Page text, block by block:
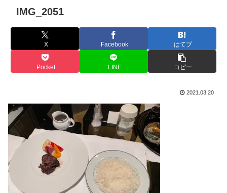
IMG_2051
X Facebook はてブ
Pocket LINE コピー
2021.03.20